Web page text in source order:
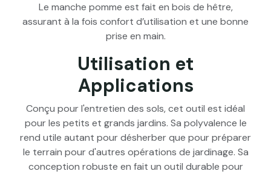
Le manche pomme est fait en bois de hêtre,
assurant à la fois confort d’utilisation et une bonne
prise en main.
Utilisation et
Applications
Conçu pour l'entretien des sols, cet outil est idéal
pour les petits et grands jardins. Sa polyvalence le
rend utile autant pour désherber que pour préparer
le terrain pour d'autres opérations de jardinage. Sa
conception robuste en fait un outil durable pour